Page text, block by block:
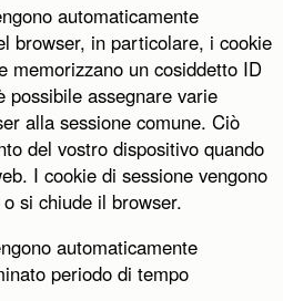
automaticamente
browser, in particolare, i cookie
memorizzano un cosiddetto ID
possibile assegnare varie
alla sessione comune. Ciò
del vostro dispositivo quando
I cookie di sessione vengono
si chiude il browser.
automaticamente
periodo di tempo